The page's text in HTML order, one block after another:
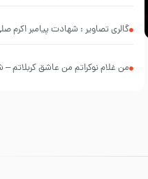
گالری تصاویر : شهادت پیامبر اکرم
من غلام نوکراتم من عاشق کربلاتم